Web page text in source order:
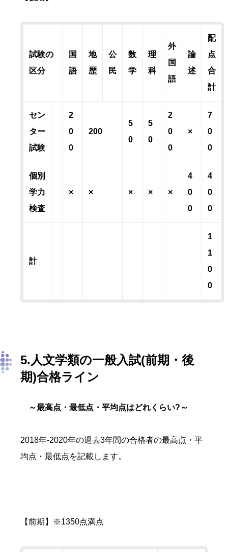
試験の
区分
国
語
地
歴
公
民
数
学
理
科
外
国
語
論
述
配
点
合
計
セン
ター
試験
2
0
0
200
5
0
5
0
2
0
0
×
7
0
0
個別
学力
検査
× × × × ×
4
0
0
4
0
0
計
1
1
0
0
5.人文学類の一般入試(前期・後
期)合格ライン
～最高点・最低点・平均点はどれくらい?～
2018年-2020年の過去3年間の合格者の最高点・平
均点・最低点を記載します。
【前期】※1350点満点